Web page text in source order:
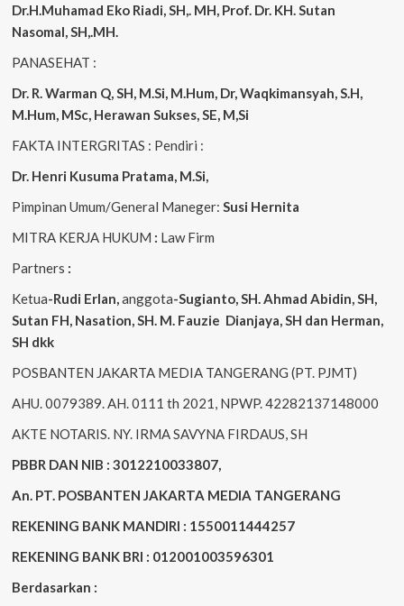
Dr.H.Muhamad Eko Riadi , SH,. MH , Prof. Dr. KH. Sutan
Nasomal, SH,.MH.
PANASEHAT :
Dr. R. Warman Q, SH, M.Si, M.Hum Dr, Waqkimansyah, S.H,
M.Hum, MSc, Herawan Sukses, SE, M,Si
FAKTA INTERGRITAS : Pendiri :
Dr. Henri Kusuma Pratama, M.Si
Pimpinan Umum/General Maneger: Susi Hernita
MITRA KERJA HUKUM : Law Firm
Partners :
Ketua-Rudi Erlan anggota-Sugianto, SH. Ahmad Abidin , SH,
Sutan FH, Nasation , SH. M. Fauzie Dianjaya , SH dan Herman,
SH dkk
POSBANTEN JAKARTA MEDIA TANGERANG (PT. PJMT)
AHU. 0079389. AH. 0111 th 2021, NPWP. 42282137148000
AKTE NOTARIS. NY. IRMA SAVYNA FIRDAUS, SH
PBBR DAN NIB : 3012210033807,
An. PT. POSBANTEN JAKARTA MEDIA TANGERANG
REKENING BANK MANDIRI : 1550011444257
REKENING BANK BRI : 012001003596301
Berdasarkan :